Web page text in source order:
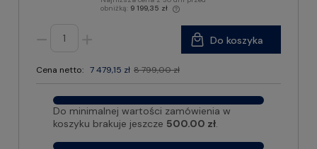
obniżką: 9 199,35 zł
Cena netto: 7 479,15 zł 8 799,00 zł
Do koszyka
Do minimalnej wartości zamówienia w
koszyku brakuje jeszcze 500.00 zł.